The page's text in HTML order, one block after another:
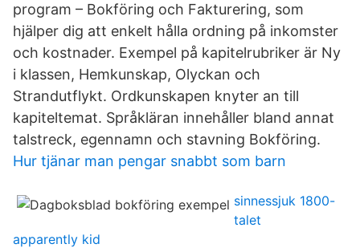
program – Bokföring och Fakturering, som
hjälper dig att enkelt hålla ordning på inkomster
och kostnader. Exempel på kapitelrubriker är Ny
i klassen, Hemkunskap, Olyckan och
Strandutflykt. Ordkunskapen knyter an till
kapiteltemat. Språkläran innehåller bland annat
talstreck, egennamn och stavning Bokföring.
Hur tjänar man pengar snabbt som barn
sinnessjuk 1800-
talet
apparently kid